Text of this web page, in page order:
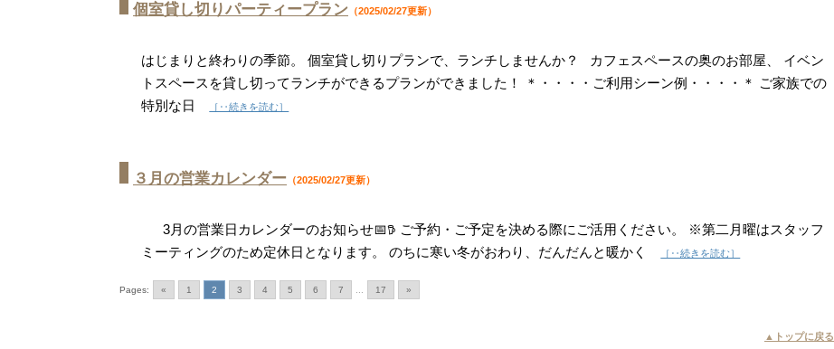
個室貸し切りパーティープラン （2025/02/27更新）
はじまりと終わりの季節。 個室貸し切りプランで、ランチしませんか？ カフェスペースの奥のお部屋、 イベン
トスペースを貸し切ってランチができるプランができました！ ＊・・・・ご利用シーン例・・・・＊ ご家族での
特別な日
［‥続きを読む］
３月の営業カレンダー （2025/02/27更新）
3月の営業日カレンダーのお知らせ📅𖠚 ご予約・ご予定を決める際にご活用ください。 ※第二月曜はスタッフ
ミーティングのため定休日となります。 のちに寒い冬がおわり、だんだんと暖かく
［‥続きを読む］
Pages: « 1 2 3 4 5 6 7 17 »
▲トップに戻る